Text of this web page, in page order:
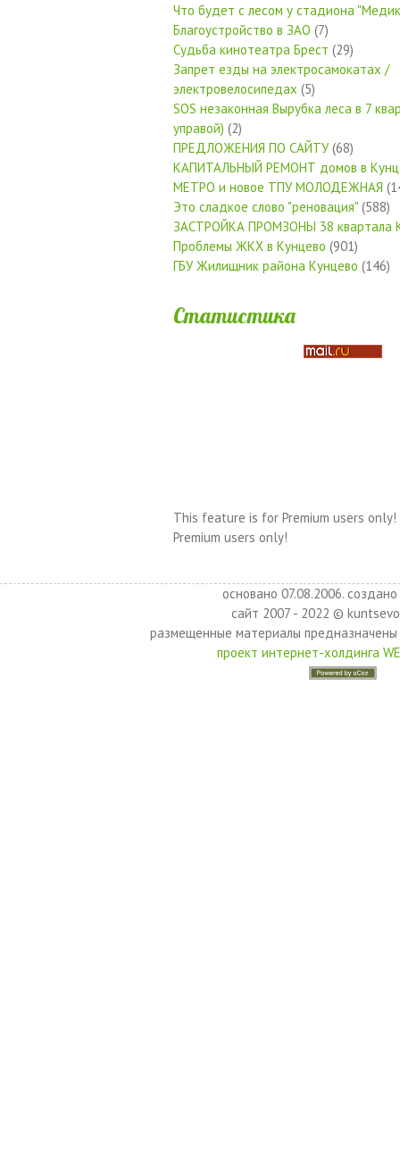
Что будет с лесом у стадиона
Благоустройство в ЗАО (7)
Судьба кинотеатра Брест (29)
Запрет езды на электросамокатах /
электровелосипедах (5)
SOS незаконная Вырубка леса в 7
управой) (2)
ПРЕДЛОЖЕНИЯ ПО САЙТУ(68)
КАПИТАЛЬНЫЙ РЕМОНТ домов в
МЕТРО и новое ТПУ МОЛОДЕЖНАЯ
Это сладкое слово "реновация" (588)
ЗАСТРОЙКА ПРОМЗОНЫ 38 квартала
Проблемы ЖКХ в Кунцево (901)
ГБУ Жилищник района Кунцево (146)
Статистика
This feature is for Premium users only!
Premium users only!
основано 07.08.2006.
сайт 2007 - 2022 ©
размещенные материалы
проект интернет-холдинга